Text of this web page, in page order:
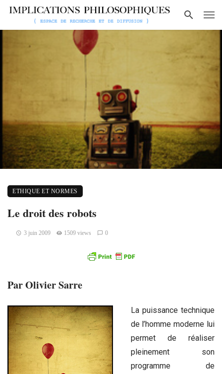
ETHIQUE ET NORMES
Le droit des robots
3 juin 2009 1509 views 0
Par Olivier Sarre
La puissance technique
de l’homme moderne lui
permet de réaliser
pleinement son
programme de